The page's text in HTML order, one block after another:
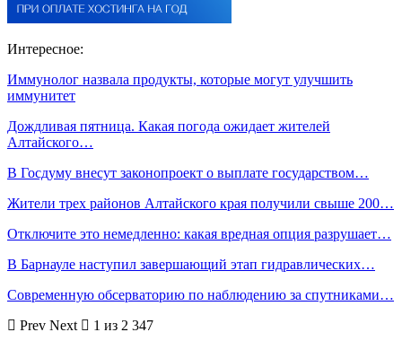
Интересное:
Иммунолог назвала продукты, которые могут улучшить
иммунитет
Дождливая пятница. Какая погода ожидает жителей
Алтайского…
В Госдуму внесут законопроект о выплате государством…
Жители трех районов Алтайского края получили свыше 200…
Отключите это немедленно: какая вредная опция разрушает…
В Барнауле наступил завершающий этап гидравлических…
Современную обсерваторию по наблюдению за спутниками…
Prev Next
1 из 2 347